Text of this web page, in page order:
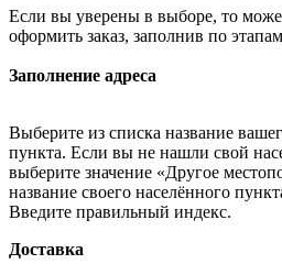
Если вы уверены в выборе, то
оформить заказ, заполнив по
Заполнение адреса
Выберите из списка название
пункта. Если вы не нашли свой
выберите значение «Другое
название своего населённого
Введите правильный индекс.
Доставка